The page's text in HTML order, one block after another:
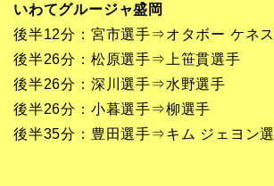
いわてグルージャ盛岡
後半12分：宮市選手⇒オタボー ケネ
後半26分：松原選手⇒上笹貫選手
後半26分：深川選手⇒水野選手
後半26分：小暮選手⇒柳選手
後半35分：豊田選手⇒キム ジェヨン